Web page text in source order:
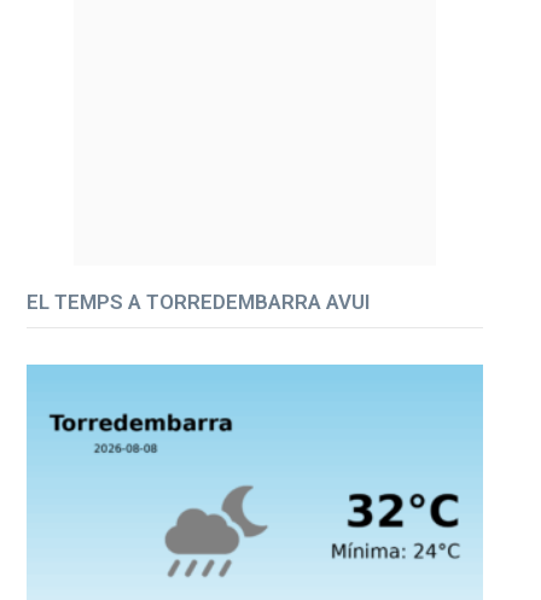
EL TEMPS A TORREDEMBARRA AVUI